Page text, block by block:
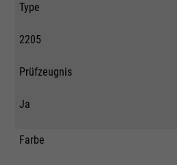
Type
2205
Prüfzeugnis
Ja
Farbe